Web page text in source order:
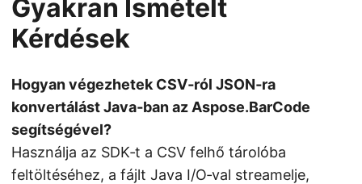
Gyakran Ismételt
Kérdések
Hogyan végezhetek CSV‑ról JSON‑ra
konvertálást Java‑ban az Aspose.BarCode
segítségével?
Használja az SDK‑t a CSV felhő tárolóba
feltöltéséhez, a fájlt Java I/O‑val streamelje,